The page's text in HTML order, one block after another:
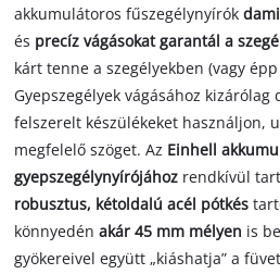
akkumulátoros fűszegélynyírók
és precíz vágásokat garantál a
kárt tenne a szegélyekben (vagy
Gyepszegélyek vágásához
felszerelt készülékeket használjon,
megfelelő szöget. Az Einhell
gyepszegélynyírójához rendkívül
robusztus, kétoldalú acél pótkés
könnyedénakár 45 mm mélyen is
gyökereivel együtt „kiáshatja” a